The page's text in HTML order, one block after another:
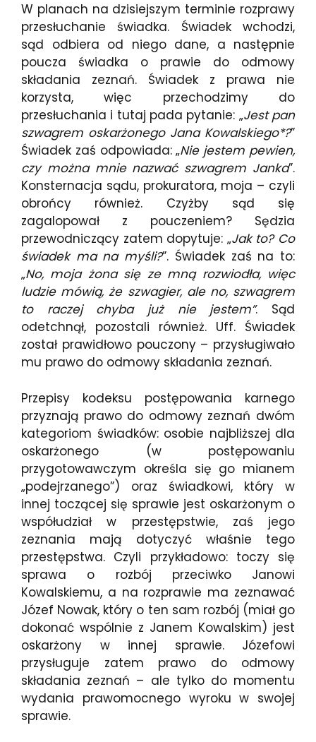
W planach na dzisiejszym terminie rozprawy
przesłuchanie świadka. Świadek wchodzi,
sąd odbiera od niego dane, a następnie
poucza świadka o prawie do odmowy
składania zeznań. Świadek z prawa nie
korzysta, więc przechodzimy do
przesłuchania i tutaj pada pytanie: „Jest pan
szwagrem oskarżonego Jana Kowalskiego*?”
Świadek zaś odpowiada: „Nie jestem pewien,
czy można mnie nazwać szwagrem Janka”.
Konsternacja sądu, prokuratora, moja – czyli
obrońcy również. Czyżby sąd się
zagalopował z pouczeniem? Sędzia
przewodniczący zatem dopytuje: „Jak to? Co
świadek ma na myśli?”. Świadek zaś na to:
„No, moja żona się ze mną rozwiodła, więc
ludzie mówią, że szwagier, ale no, szwagrem
to raczej chyba już nie jestem”. Sąd
odetchnął, pozostali również. Uff. Świadek
został prawidłowo pouczony – przysługiwało
mu prawo do odmowy składania zeznań.
Przepisy kodeksu postępowania karnego
przyznają prawo do odmowy zeznań dwóm
kategoriom świadków: osobie najbliższej dla
oskarżonego (w postępowaniu
przygotowawczym określa się go mianem
„podejrzanego”) oraz świadkowi, który w
innej toczącej się sprawie jest oskarżonym o
współudział w przestępstwie, zaś jego
zeznania mają dotyczyć właśnie tego
przestępstwa. Czyli przykładowo: toczy się
sprawa o rozbój przeciwko Janowi
Kowalskiemu, a na rozprawie ma zeznawać
Józef Nowak, który o ten sam rozbój (miał go
dokonać wspólnie z Janem Kowalskim) jest
oskarżony w innej sprawie. Józefowi
przysługuje zatem prawo do odmowy
składania zeznań – ale tylko do momentu
wydania prawomocnego wyroku w swojej
sprawie.